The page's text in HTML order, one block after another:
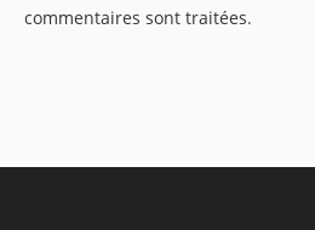
commentaires sont traitées.